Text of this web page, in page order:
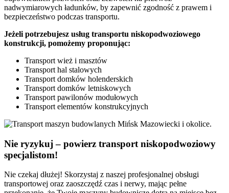
nadwymiarowych ładunków, by zapewnić zgodność z prawem i
bezpieczeństwo podczas transportu.
Jeżeli potrzebujesz usług transportu niskopodwoziowego
konstrukcji, pomożemy proponując:
Transport wież i masztów
Transport hal stalowych
Transport domków holenderskich
Transport domków letniskowych
Transport pawilonów modułowych
Transport elementów konstrukcyjnych
Nie ryzykuj – powierz transport niskopodwoziowy
specjalistom!
Nie czekaj dłużej! Skorzystaj z naszej profesjonalnej obsługi
transportowej oraz zaoszczędź czas i nerwy, mając pełne